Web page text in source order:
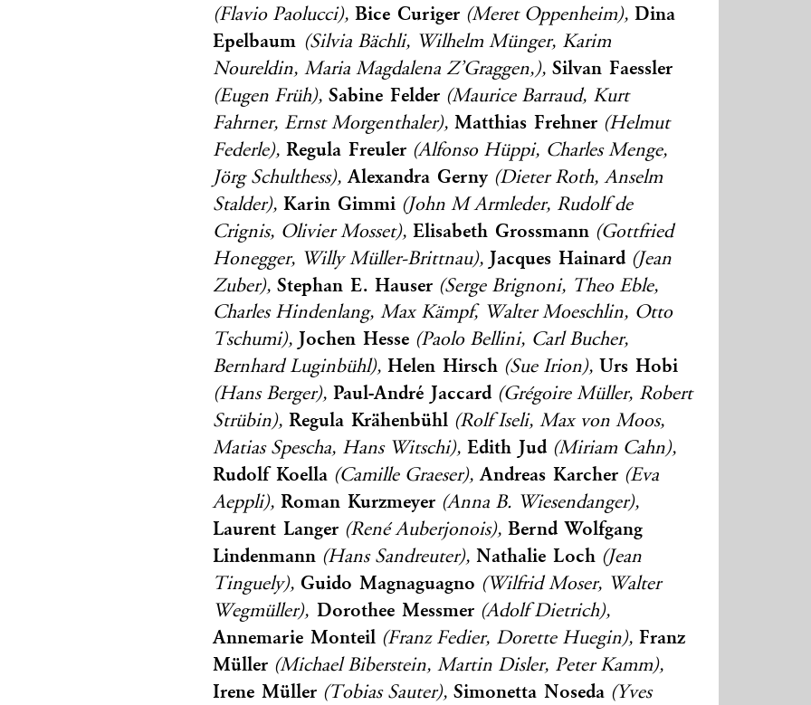
(Flavio Paolucci),Bice Curiger (Meret Oppenheim),Dina
Epelbaum (Silvia Bächli, Wilhelm Münger, Karim
Noureldin, Maria Magdalena Z’Graggen,),Silvan Faessler
(Eugen Früh),Sabine Felder (Maurice Barraud, Kurt
Fahrner, Ernst Morgenthaler),Matthias Frehner (Helmut
Federle),Regula Freuler (Alfonso Hüppi, Charles Menge,
Jörg Schulthess),Alexandra Gerny (Dieter Roth, Anselm
Stalder),Karin Gimmi (John M Armleder, Rudolf de
Crignis, Olivier Mosset),Elisabeth Grossmann (Gottfried
Honegger, Willy Müller-Brittnau), Jacques Hainard (Jean
Zuber),Stephan E. Hauser (Serge Brignoni, Theo Eble,
Charles Hindenlang, Max Kämpf, Walter Moeschlin, Otto
Tschumi), Jochen Hesse (Paolo Bellini, Carl Bucher,
Bernhard Luginbühl),Helen Hirsch (Sue Irion), Urs Hobi
(Hans Berger),Paul-André Jaccard (Grégoire Müller, Robert
Strübin),Regula Krähenbühl (Rolf Iseli, Max von Moos,
Matias Spescha, Hans Witschi),Edith Jud (Miriam Cahn),
Rudolf Koella (Camille Graeser),Andreas Karcher (Eva
Aeppli),Roman Kurzmeyer (Anna B. Wiesendanger),
Laurent Langer (René Auberjonois),Bernd Wolfgang
Lindenmann (Hans Sandreuter),Nathalie Loch (Jean
Tinguely), Guido Magnaguagno (Wilfrid Moser, Walter
Wegmüller), Dorothee Messmer (Adolf Dietrich),
Annemarie Monteil (Franz Fedier, Dorette Huegin),Franz
Müller (Michael Biberstein, Martin Disler, Peter Kamm),
Irene Müller (Tobias Sauter),Simonetta Noseda (Yves